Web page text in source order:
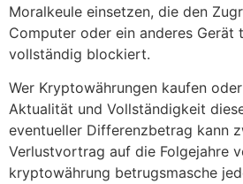
Moralkeule einsetzen, die den
Computer oder ein anderes Gerät
vollständig blockiert.
Wer Kryptowährungen kaufen
Aktualität und Vollständigkeit
eventueller Differenzbetrag kann
Verlustvortrag auf die Folgejahre
kryptowährung betrugsmasche